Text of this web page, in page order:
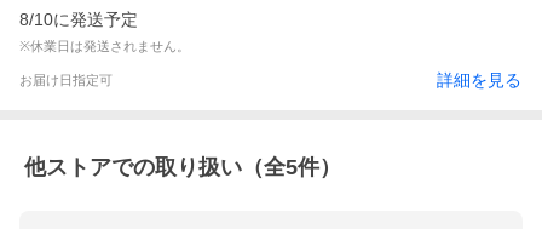
8/10に発送予定
※休業日は発送されません。
お届け日指定可 詳細を見る
他ストアでの取り扱い（全5件）